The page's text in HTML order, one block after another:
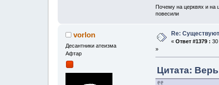
Почему на церквях и на
повесили
vorlon
Десантники атеизма
Афтар
Re:
« Ответ #1379 : 30
»
Цитата: